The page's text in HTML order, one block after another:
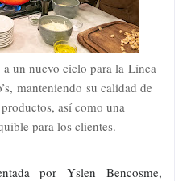
un nuevo ciclo para la Línea
manteniendo su calidad de
así como una
para los clientes.
por Yslen Bencosme,